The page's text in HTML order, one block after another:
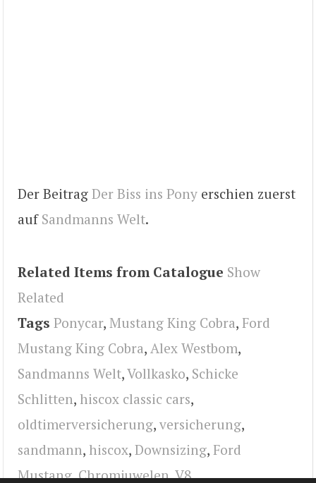
Der Beitrag Der Biss ins Pony erschien zuerst
auf Sandmanns Welt.
Related Items from Catalogue Show
Related
Tags Ponycar, Mustang King Cobra, Ford
Mustang King Cobra, Alex Westbom,
Sandmanns Welt,Vollkasko, Schicke
Schlitten, hiscox classic cars,
oldtimerversicherung, versicherung,
sandmann, hiscox, Downsizing, Ford
Mustang,Chromjuwelen,V8